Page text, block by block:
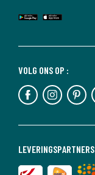
LEVERINGSPARTNERS
VOLG ONS OP :